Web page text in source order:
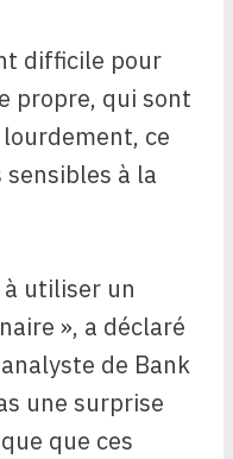
difficile pour
propre, qui sont
ce
à la
utiliser un
», a déclaré
de Bank
une surprise
que ces